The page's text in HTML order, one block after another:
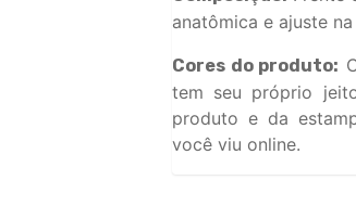
anatômica e ajuste
Cores do produto:
tem seu próprio
produto e da
você viu online.